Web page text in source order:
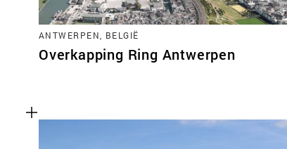
ANTWERPEN, BELGIË
Overkapping Ring Antwerpen